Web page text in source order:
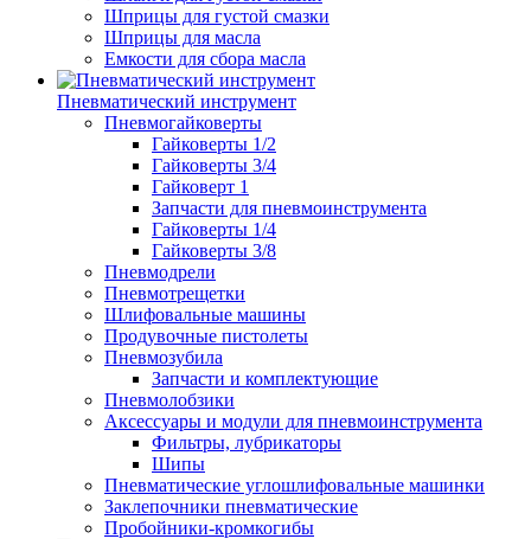
Шприцы для густой смазки
Шприцы для масла
Емкости для сбора масла
Пневматический инструмент
Пневмогайковерты
Гайковерты 1/2
Гайковерты 3/4
Гайковерт 1
Запчасти для пневмоинструмента
Гайковерты 1/4
Гайковерты 3/8
Пневмодрели
Пневмотрещетки
Шлифовальные машины
Продувочные пистолеты
Пневмозубила
Запчасти и комплектующие
Пневмолобзики
Аксессуары и модули для пневмоинструмента
Фильтры, лубрикаторы
Шипы
Пневматические углошлифовальные машинки
Заклепочники пневматические
Пробойники-кромкогибы